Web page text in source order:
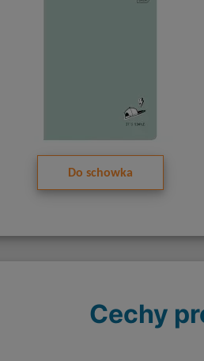
Do schowka
Cechy